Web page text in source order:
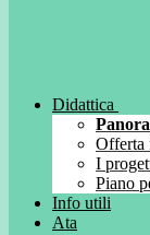
Didattica
Offerta
I
Piano
Info utili
Ata